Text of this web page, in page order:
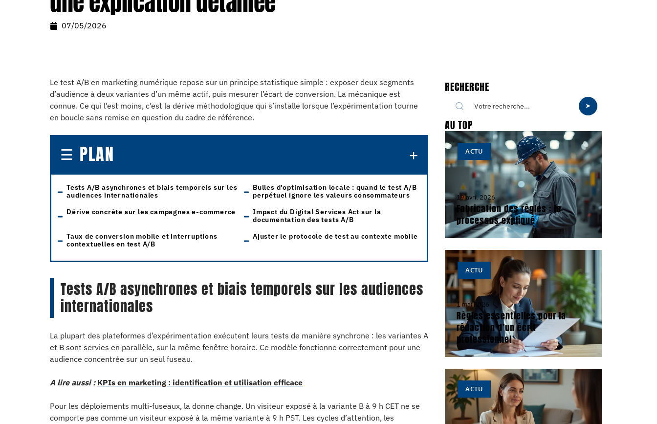
07/05/2026
Le test A/B en marketing numérique repose sur un principe statistique simple : exposer deux segments
d’audience à deux variantes d’un même actif, puis mesurer l’écart de conversion. La mécanique est
connue. Ce qui l’est moins, c’est la dérive méthodologique qui s’installe lorsque l’expérimentation tourne
en boucle sans remise en question du cadre de référence.
PLAN
Tests A/B asynchrones et biais temporels sur les
audiences internationales
Bulles d’optimisation locale : quand le test A/B
perpétuel ignore les valeurs consommateurs
Dérive concrète sur les campagnes e-commerce
Impact du Digital Services Act sur la
documentation des tests A/B
Taux de conversion mobile et interruptions
contextuelles en test A/B
Ajuster le protocole de test au contexte mobile
Tests A/B asynchrones et biais temporels sur les audiences
internationales
La plupart des plateformes d’expérimentation exécutent leurs tests de manière synchrone : les variantes A
et B sont servies en parallèle, sur la même fenêtre horaire. Ce modèle fonctionne correctement pour une
audience concentrée sur un seul fuseau.
A lire aussi : KPIs en marketing : identification et utilisation efficace
Pour les déploiements multi-fuseaux, la donne change. Un visiteur exposé à la variante B à 9 h CET ne se
comporte pas comme un visiteur exposé à la même variante à 9 h PST. Les cycles d’attention, les
RECHERCHE
AU TOP
ACTU
19 avril 2026
Fabrication des règles : le
processus expliqué
ACTU
1 mai 2026
Règles essentielles pour la
rédaction d’un écrit
professionnel
ACTU